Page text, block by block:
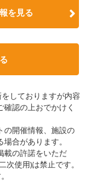
を見る
しておりますが内容
認の上おでかけく
の開催情報、施設の
合があります。
載の許諾をいただ
使用)は禁止です。